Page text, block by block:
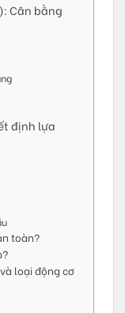
Cân bằng
định lựa
toàn?
loại động cơ